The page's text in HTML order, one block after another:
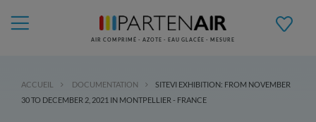
AIR COMPRIMÉ - AZOTE - EAU GLACÉE - MESURE
ACCUEIL DOCUMENTATION
SITEVI EXHIBITION: FROM NOVEMBER
30 TO DECEMBER 2, 2021 IN MONTPELLIER - FRANCE